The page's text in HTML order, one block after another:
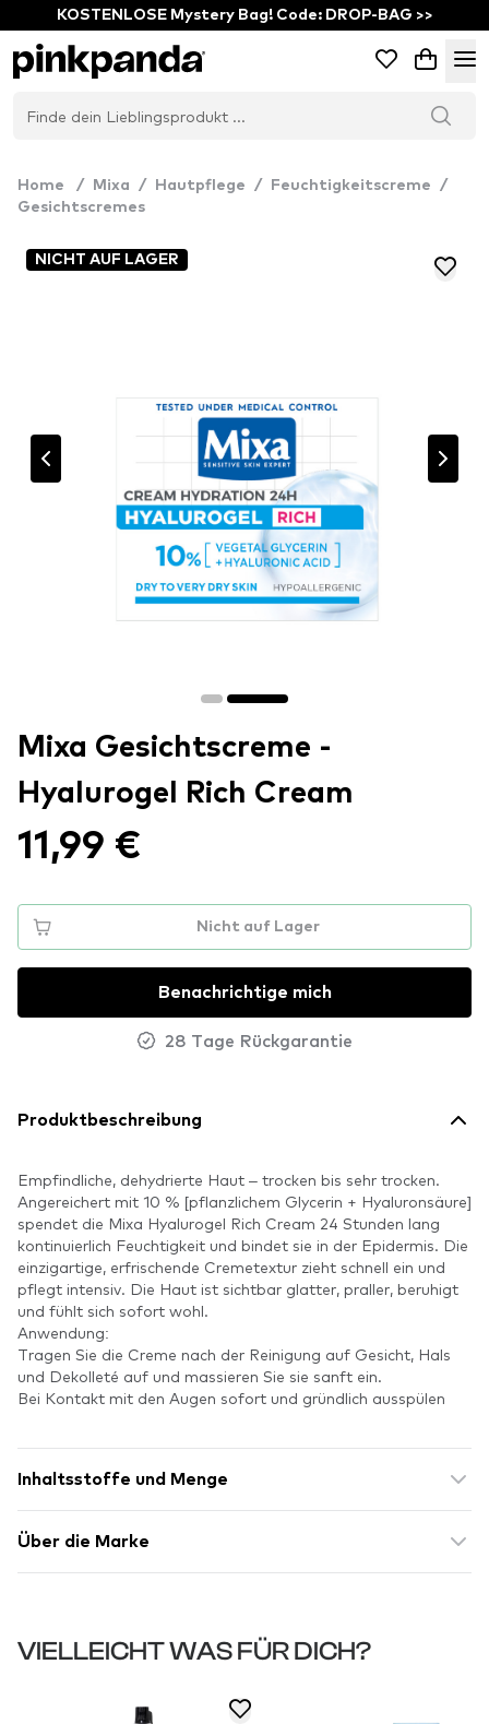
KOSTENLOSE Mystery Bag! Code: DROP-BAG >>
Home / Mixa / Hautpflege / Feuchtigkeitscreme
/
Gesichtscremes
NICHT AUF LAGER
Mixa Gesichtscreme -
Hyalurogel Rich Cream
11,99 €
Nicht auf Lager
Benachrichtige mich
28 Tage Rückgarantie
Produktbeschreibung
Empfindliche, dehydrierte Haut – trocken bis sehr trocken.
Angereichert mit 10 % [pflanzlichem Glycerin + Hyaluronsäure]
spendet die Mixa Hyalurogel Rich Cream 24 Stunden lang
kontinuierlich Feuchtigkeit und bindet sie in der Epidermis. Die
einzigartige, erfrischende Cremetextur zieht schnell ein und
pflegt intensiv. Die Haut ist sichtbar glatter, praller, beruhigt
und fühlt sich sofort wohl.
Anwendung:
Tragen Sie die Creme nach der Reinigung auf Gesicht, Hals
und Dekolleté auf und massieren Sie sie sanft ein.
Bei Kontakt mit den Augen sofort und gründlich ausspülen
Inhaltsstoffe und Menge
Über die Marke
VIELLEICHT WAS FÜR DICH?